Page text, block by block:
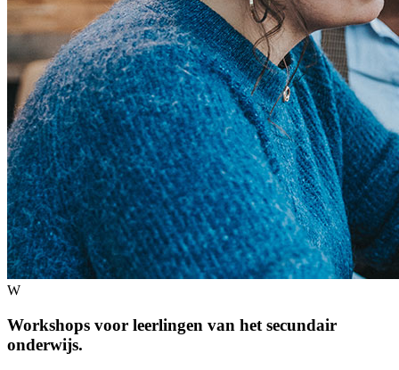
W
Workshops voor leerlingen van het secundair
onderwijs.